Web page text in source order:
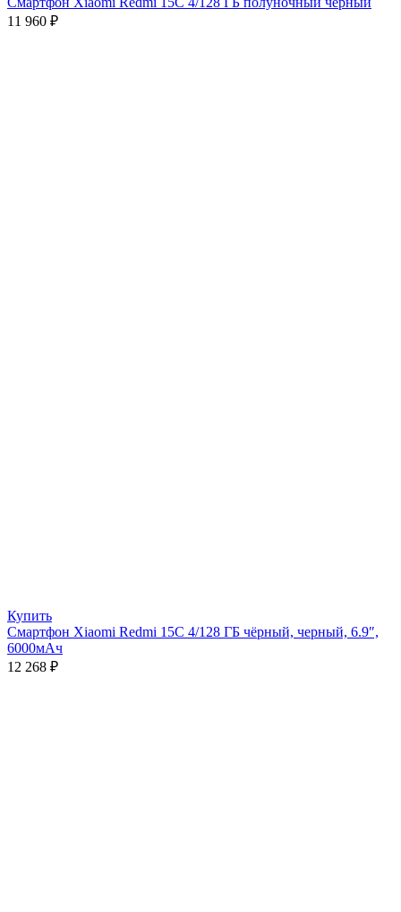
11 960 ₽
Купить
Смартфон Xiaomi Redmi 15C 4/128 ГБ чёрный, черный, 6.9″,
6000мАч
12 268 ₽